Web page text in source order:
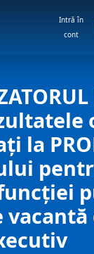
Intră în
cont
la
vacantă